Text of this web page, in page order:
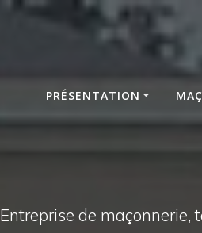
PRÉSENTATION
Entreprise de